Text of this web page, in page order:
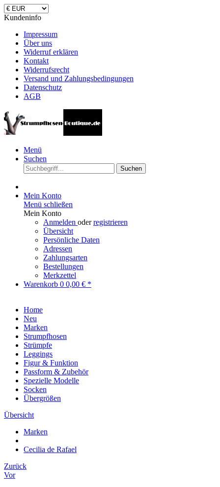
Kundeninfo
Impressum
Über uns
Widerruf erklären
Kontakt
Widerrufsrecht
Versand und Zahlungsbedingungen
Datenschutz
AGB
Menü
Suchen
Suchen
Mein Konto
Menü schließen
Mein Konto
Anmelden oderregistrieren
Übersicht
Persönliche Daten
Adressen
Zahlungsarten
Bestellungen
Merkzettel
Warenkorb 0 0,00 € *
Home
Neu
Marken
Strumpfhosen
Strümpfe
Leggings
Figur & Funktion
Passform & Zubehör
Spezielle Modelle
Socken
Übergrößen
Übersicht
Marken
Cecilia de Rafael
Zurück
Vor